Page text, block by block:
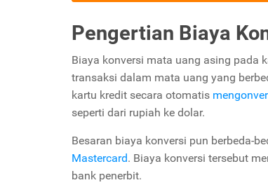
Pengertian Biaya
Biaya konversi mata uang asing pada
transaksi dalam mata uang yang
kartu kredit secara otomatis
seperti dari rupiah ke dolar.
Besaran biaya konversi pun berbeda-
Mastercard. Biaya konversi tersebut
bank penerbit.